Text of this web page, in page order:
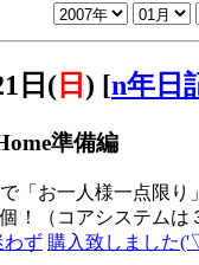
日( 日 ) [n年日
準備編
「お一人様一点限り
！（コアシステムは
わず 購入致しました